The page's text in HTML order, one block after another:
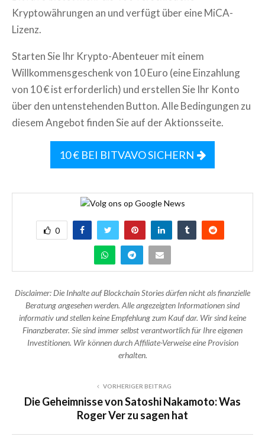
Kryptowährungen an und verfügt über eine MiCA-
Lizenz.
Starten Sie Ihr Krypto-Abenteuer mit einem
Willkommensgeschenk von 10 Euro (eine Einzahlung
von 10 € ist erforderlich) und erstellen Sie Ihr Konto
über den untenstehenden Button. Alle Bedingungen zu
diesem Angebot finden Sie auf der Aktionsseite.
10 € BEI BITVAVO SICHERN
0
Disclaimer: Die Inhalte auf Blockchain Stories dürfen nicht als finanzielle
Beratung angesehen werden. Alle angezeigten Informationen sind
informativ und stellen keine Empfehlung zum Kauf dar. Wir sind keine
Finanzberater. Sie sind immer selbst verantwortlich für Ihre eigenen
Investitionen. Wir können durch Affiliate-Verweise eine Provision
erhalten.
VORHERIGER BEITRAG
Die Geheimnisse von Satoshi Nakamoto: Was
Roger Ver zu sagen hat